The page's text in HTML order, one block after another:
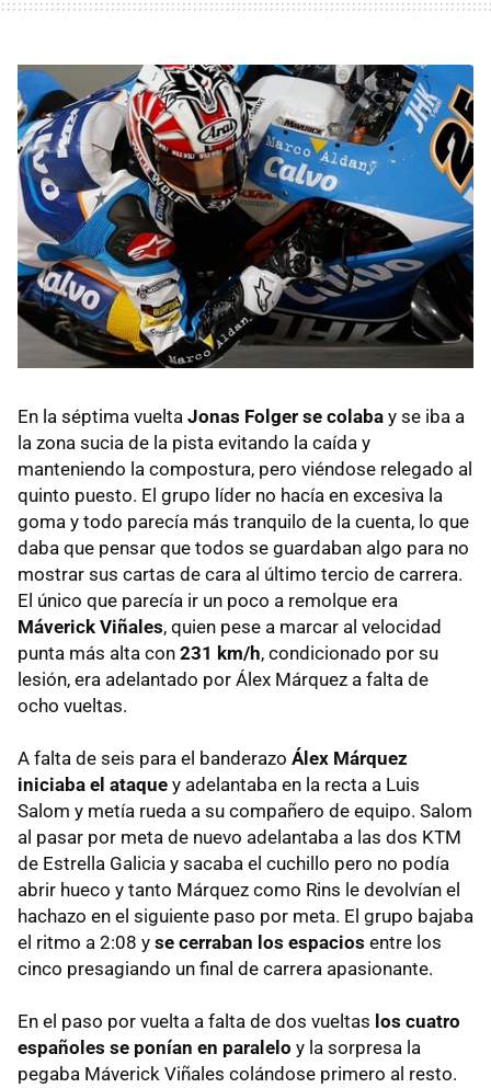
En la séptima vuelta Jonas Folger se colaba y se iba a
la zona sucia de la pista evitando la caída y
manteniendo la compostura, pero viéndose relegado al
quinto puesto. El grupo líder no hacía en excesiva la
goma y todo parecía más tranquilo de la cuenta, lo que
daba que pensar que todos se guardaban algo para no
mostrar sus cartas de cara al último tercio de carrera.
El único que parecía ir un poco a remolque era
Máverick Viñales, quien pese a marcar al velocidad
punta más alta con 231 km/h, condicionado por su
lesión, era adelantado por Álex Márquez a falta de
ocho vueltas.
A falta de seis para el banderazo Álex Márquez
iniciaba el ataque y adelantaba en la recta a Luis
Salom y metía rueda a su compañero de equipo. Salom
al pasar por meta de nuevo adelantaba a las dos KTM
de Estrella Galicia y sacaba el cuchillo pero no podía
abrir hueco y tanto Márquez como Rins le devolvían el
hachazo en el siguiente paso por meta. El grupo bajaba
el ritmo a 2:08 y se cerraban los espacios entre los
cinco presagiando un final de carrera apasionante.
En el paso por vuelta a falta de dos vueltas los cuatro
españoles se ponían en paralelo y la sorpresa la
pegaba Máverick Viñales colándose primero al resto.